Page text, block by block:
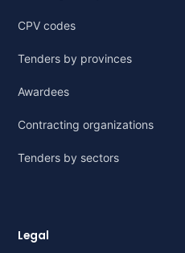
CPV codes
Tenders by provinces
Awardees
Contracting organizations
Tenders by sectors
Legal